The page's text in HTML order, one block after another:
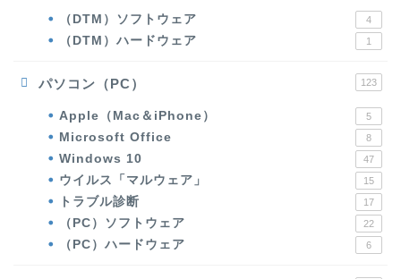
（DTM）ソフトウェア 4
（DTM）ハードウェア 1
パソコン（PC） 123
Apple（Mac＆iPhone） 5
Microsoft Office 8
Windows 10 47
ウイルス「マルウェア」 15
トラブル診断 17
（PC）ソフトウェア 22
（PC）ハードウェア 6